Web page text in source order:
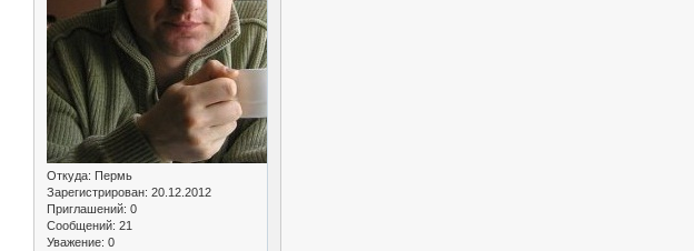
Откуда: Пермь
Зарегистрирован: 20.12.2012
Приглашений: 0
Сообщений: 21
Уважение: 0